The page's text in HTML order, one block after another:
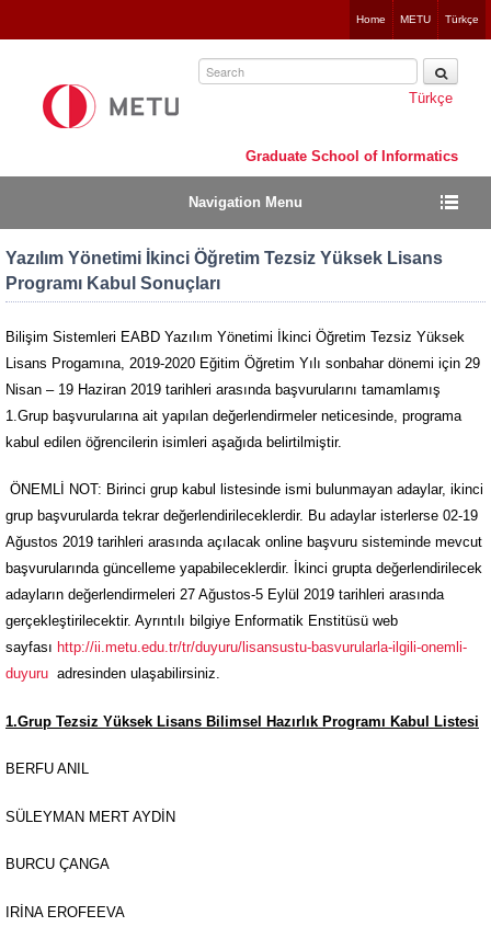
to
Home METU Türkçe
Graduate School of Informatics
Navigation Menu
Yazılım Yönetimi İkinci Öğretim Tezsiz Yüksek Lisans
Programı Kabul Sonuçları
Türkçe
Bilişim Sistemleri EABD Yazılım Yönetimi İkinci Öğretim Tezsiz Yüksek
Lisans Progamına, 2019-2020 Eğitim Öğretim Yılı sonbahar dönemi için 29
Nisan – 19 Haziran 2019 tarihleri arasında başvurularını tamamlamış
1.Grup başvurularına ait yapılan değerlendirmeler neticesinde, programa
kabul edilen öğrencilerin isimleri aşağıda belirtilmiştir.
ÖNEMLİ NOT: Birinci grup kabul listesinde ismi bulunmayan adaylar, ikinci
grup başvurularda tekrar değerlendirileceklerdir. Bu adaylar isterlerse 02-19
Ağustos 2019 tarihleri arasında açılacak online başvuru sisteminde mevcut
başvurularında güncelleme yapabileceklerdir. İkinci grupta değerlendirilecek
adayların değerlendirmeleri 27 Ağustos-5 Eylül 2019 tarihleri arasında
gerçekleştirilecektir. Ayrıntılı bilgiye Enformatik Enstitüsü web
sayfası http://ii.metu.edu.tr/tr/duyuru/lisansustu-basvurularla-ilgili-onemli-
duyuru adresinden ulaşabilirsiniz.
1.Grup Tezsiz Yüksek Lisans Bilimsel Hazırlık Programı Kabul Listesi
BERFU ANIL
SÜLEYMAN MERT AYDİN
BURCU ÇANGA
IRİNA EROFEEVA